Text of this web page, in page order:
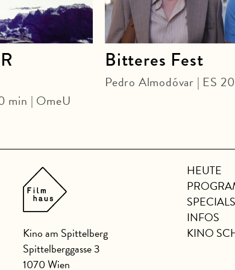
min | OmeU
Bitteres Fest
Pedro Almodóvar | ES
Kino am Spittelberg
Spittelberggasse 3
1070 Wien
HEUTE
SPECIALS
INFOS
KINO